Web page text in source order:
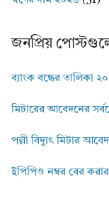
জনপ্রিয়
ব্যাংক বন্ধের তালিকা
মিটারের আবেদনের
পল্লী বিদ্যুৎ মিটার
ইপিপিও নম্বর বের